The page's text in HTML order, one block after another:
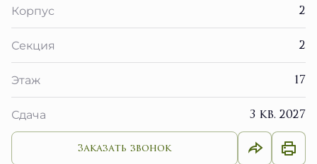
Корпус 2
Секция 2
Этаж 17
Сдача 3 кв. 2027
Заказать звонок